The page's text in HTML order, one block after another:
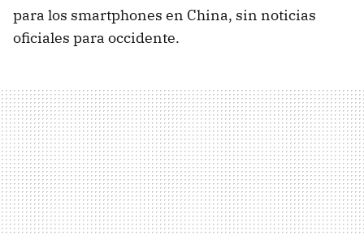
para los smartphones en China, sin noticias
oficiales para occidente.